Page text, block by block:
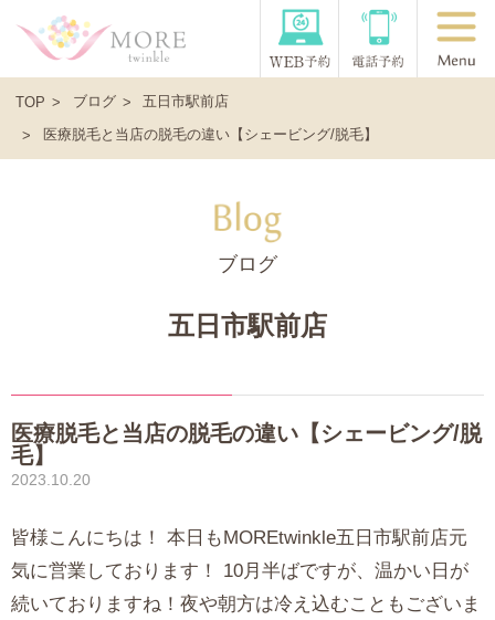
TOP ブログ 五日市駅前店
医療脱毛と当店の脱毛の違い【シェービング/脱毛】
ブログ
五日市駅前店
医療脱毛と当店の脱毛の違い【シェービング/脱
毛】
2023.10.20
皆様こんにちは！ 本日もMOREtwinkle五日市駅前店元
気に営業しております！ 10月半ばですが、温かい日が
続いておりますね！夜や朝方は冷え込むこともございま